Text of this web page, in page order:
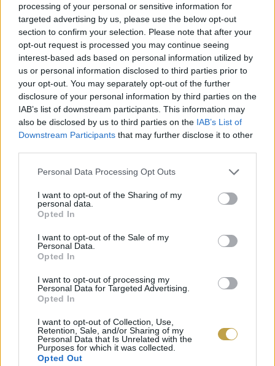
processing of your personal or sensitive information for
targeted advertising by us, please use the below opt-out
section to confirm your selection. Please note that after your
opt-out request is processed you may continue seeing
interest-based ads based on personal information utilized by
us or personal information disclosed to third parties prior to
your opt-out. You may separately opt-out of the further
disclosure of your personal information by third parties on the
IAB’s list of downstream participants. This information may
also be disclosed by us to third parties on the IAB’s List of
Downstream Participants that may further disclose it to other
Please note that this website/app uses one or more Google
not limited to your visit or usage behaviour. You may click to
grant or deny consent to Google and its third-party tags to
use your data for below specified purposes in below Google
consent section.
Personal Data Processing Opt Outs
I want to opt-out of the Sharing of my
personal data.
Opted In
I want to opt-out of the Sale of my
Personal Data.
Opted In
I want to opt-out of processing my
Personal Data for Targeted Advertising.
Opted In
I want to opt-out of Collection, Use,
Retention, Sale, and/or Sharing of my
Personal Data that Is Unrelated with the
Purposes for which it was collected.
Opted Out
ételek, valamint a tejtermékek felelősek.
Mindössze a válaszadók kis csoportja, 5,5
százalékuk mondta azt, hogy az elfogyasztott
ételek hatással voltak az álmokra. Szerintük az
édes ételek és a tejtermékek fogyasztása után
bizarrabbá, ijesztőbbé váltak az álmaik.
Amikor a szerzők összehasonlították az
ételintoleranciákat a rémálmokkal és a rossz
minőségű alvással, alaktózintolerancia szoros
kapcsolatot mutatott ezekkel, valamint az
emésztőrendszeri tünetekkel is. Könnyen lehet,
a kellemetlen folyamatokat, és az éjszakai
diszkomfort hatással van az alvás minőségére.